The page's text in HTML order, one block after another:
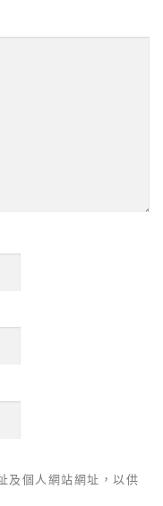
及個人網站網址，以供